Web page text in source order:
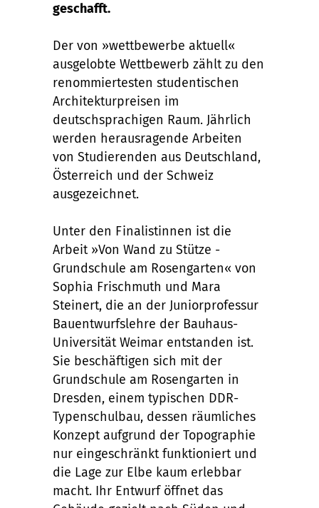
geschafft.
Der von »wettbewerbe aktuell«
ausgelobte Wettbewerb zählt zu den
renommiertesten studentischen
Architekturpreisen im
deutschsprachigen Raum. Jährlich
werden herausragende Arbeiten
von Studierenden aus Deutschland,
Österreich und der Schweiz
ausgezeichnet.
Unter den Finalistinnen ist die
Arbeit »Von Wand zu Stütze -
Grundschule am Rosengarten« von
Sophia Frischmuth und Mara
Steinert, die an der Juniorprofessur
Bauentwurfslehre der Bauhaus-
Universität Weimar entstanden ist.
Sie beschäftigen sich mit der
Grundschule am Rosengarten in
Dresden, einem typischen DDR-
Typenschulbau, dessen räumliches
Konzept aufgrund der Topographie
nur eingeschränkt funktioniert und
die Lage zur Elbe kaum erlebbar
macht. Ihr Entwurf öffnet das